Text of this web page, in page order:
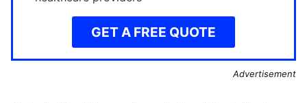
GET A FREE QUOTE
Advertisement